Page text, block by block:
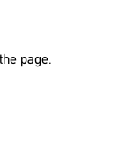
page.